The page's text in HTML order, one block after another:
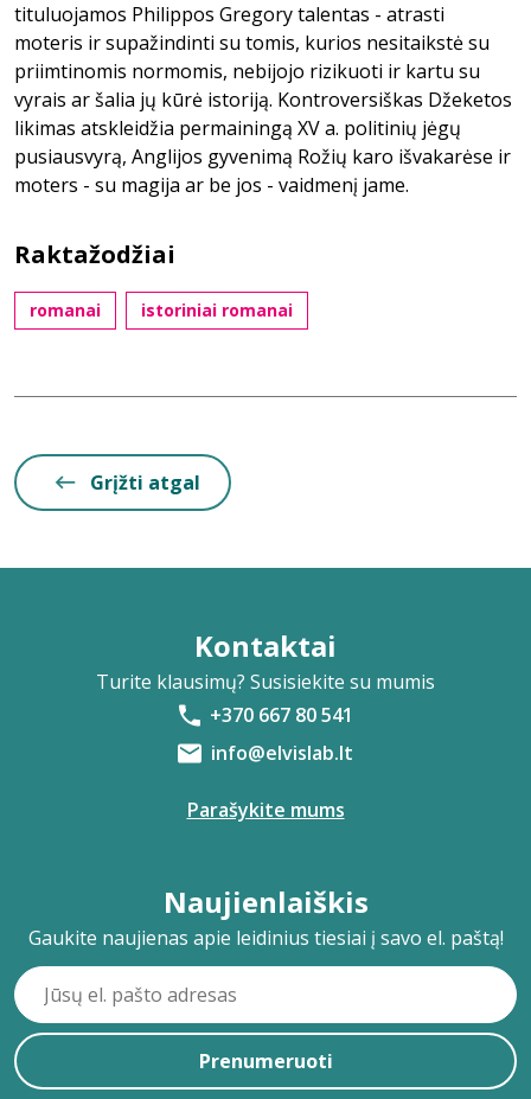
tituluojamos Philippos Gregory talentas - atrasti
moteris ir supažindinti su tomis, kurios nesitaikstė su
priimtinomis normomis, nebijojo rizikuoti ir kartu su
vyrais ar šalia jų kūrė istoriją. Kontroversiškas Džeketos
likimas atskleidžia permainingą XV a. politinių jėgų
pusiausvyrą, Anglijos gyvenimą Rožių karo išvakarėse ir
moters - su magija ar be jos - vaidmenį jame.
Raktažodžiai
romanai istoriniai romanai
Grįžti atgal
Kontaktai
Turite klausimų? Susisiekite su mumis
+370 667 80 541
info@elvislab.lt
Parašykite mums
Naujienlaiškis
Gaukite naujienas apie leidinius tiesiai į savo el. paštą!
Prenumeruoti